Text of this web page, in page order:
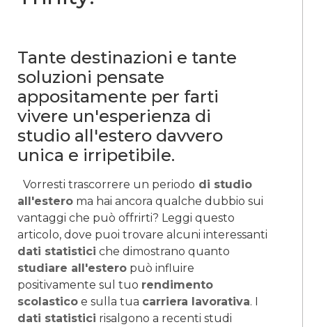
Tante destinazioni e tante
soluzioni pensate
appositamente per farti
vivere un'esperienza di
studio all'estero davvero
unica e irripetibile.
Vorresti trascorrere un periodo di studio
all'estero ma hai ancora qualche dubbio sui
vantaggi che può offrirti? Leggi questo
articolo, dove puoi trovare alcuni interessanti
dati statistici che dimostrano quanto
studiare all'estero può influire
positivamente sul tuo rendimento
scolastico e sulla tua carriera lavorativa. I
dati statistici risalgono a recenti studi